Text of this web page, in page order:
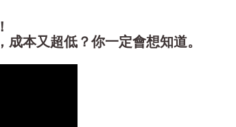
本又超低？你一定會想知道。